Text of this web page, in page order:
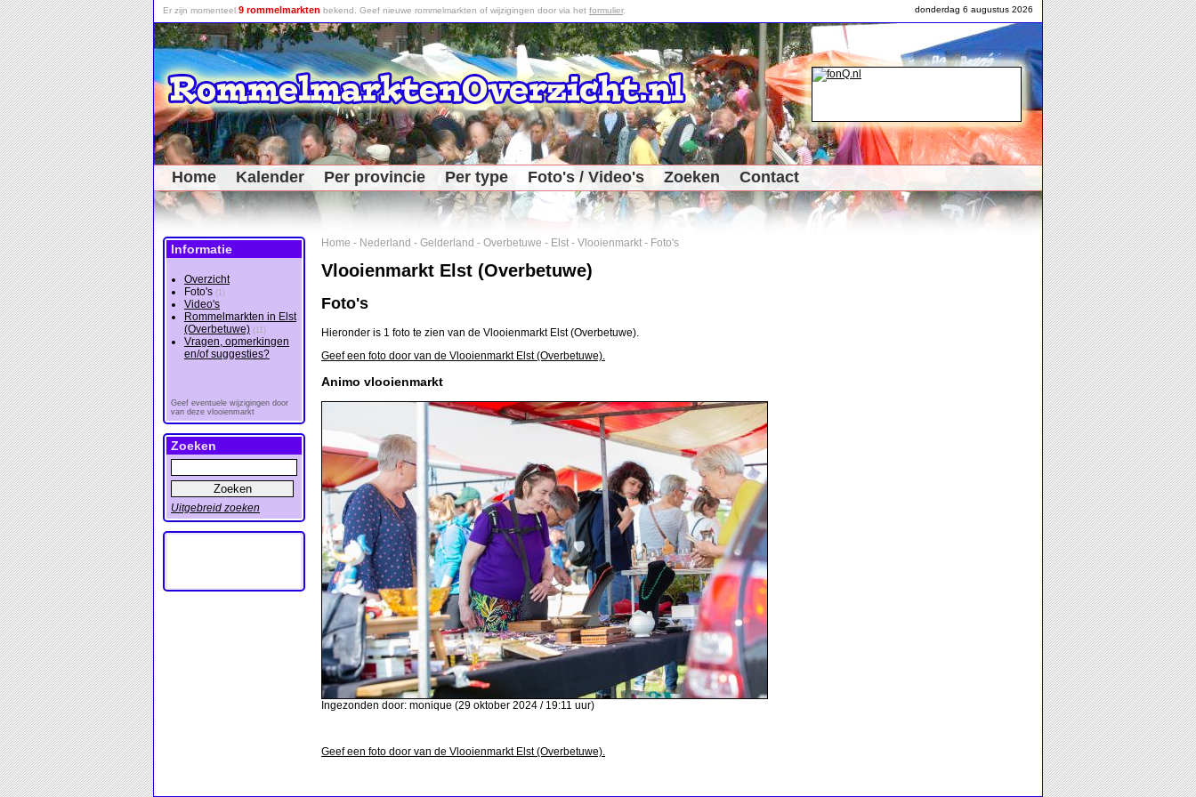
donderdag 6 augustus 2026
Er zijn momenteel 9 rommelmarkten bekend. Geef nieuwe rommelmarkten of wijzigingen door via het formulier.
Home Kalender Per provincie Per type Foto's / Video's Zoeken Contact
Home - Nederland - Gelderland - Overbetuwe - Elst - Vlooienmarkt - Foto's
Vlooienmarkt Elst (Overbetuwe)
Foto's
Hieronder is 1 foto te zien van de Vlooienmarkt Elst (Overbetuwe).
Geef een foto door van de Vlooienmarkt Elst (Overbetuwe).
Animo vlooienmarkt
Ingezonden door: monique (29 oktober 2024 / 19:11 uur)
Geef een foto door van de Vlooienmarkt Elst (Overbetuwe).
Informatie
Overzicht
Foto's (1)
Video's
Rommelmarkten in Elst
(Overbetuwe) (11)
Vragen, opmerkingen
en/of suggesties?
Geef eventuele wijzigingen door
van deze vlooienmarkt
Zoeken
Uitgebreid zoeken